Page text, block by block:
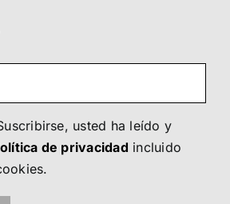
usted ha leído y
de privacidad incluido
.